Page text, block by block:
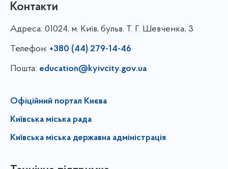
Контакти
Адреса: 01024, м. Київ, бульв. Т. Г. Шевченка, 3
Телефон: +380 (44) 279-14-46
Пошта: education@kyivcity.gov.ua
Офіційний портал Києва
Київська міська рада
Київська міська державна адміністрація